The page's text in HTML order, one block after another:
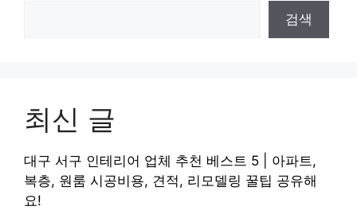
검색
최신 글
대구 서구 인테리어 업체 추천 베스트 5 | 아파트,
복층, 원룸 시공비용, 견적, 리모델링 꿀팁 공유해
요!